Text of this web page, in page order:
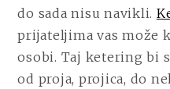
do sada nisu navikli.
prijateljima vas može
osobi. Taj ketering bi
od proja, projica, do